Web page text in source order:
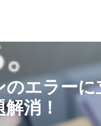
エラー
消！